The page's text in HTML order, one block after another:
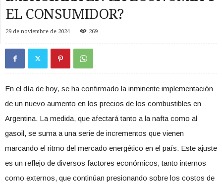
EL CONSUMIDOR?
29 de noviembre de 2024 269
En el día de hoy, se ha confirmado la inminente implementación
de un nuevo aumento en los precios de los combustibles en
Argentina. La medida, que afectará tanto a la nafta como al
gasoil, se suma a una serie de incrementos que vienen
marcando el ritmo del mercado energético en el país. Este ajuste
es un reflejo de diversos factores económicos, tanto internos
como externos, que continúan presionando sobre los costos de